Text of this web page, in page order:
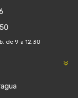
de 9 a 12.30